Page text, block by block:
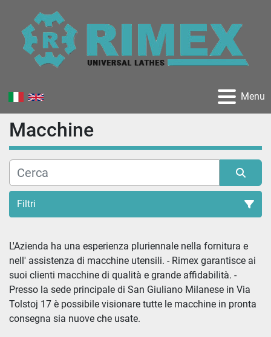
Menu
Macchine
Filtri
Tutte le categorie
Ordina per
L'Azienda ha una esperienza pluriennale nella fornitura e
nell' assistenza di macchine utensili. - Rimex garantisce ai
suoi clienti macchine di qualità e grande affidabilità. -
Presso la sede principale di San Giuliano Milanese in Via
Tolstoj 17 è possibile visionare tutte le macchine in pronta
consegna sia nuove che usate.